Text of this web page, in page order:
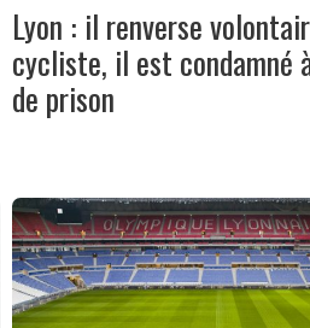
Lyon : il renverse
cycliste, il est condamné
de prison